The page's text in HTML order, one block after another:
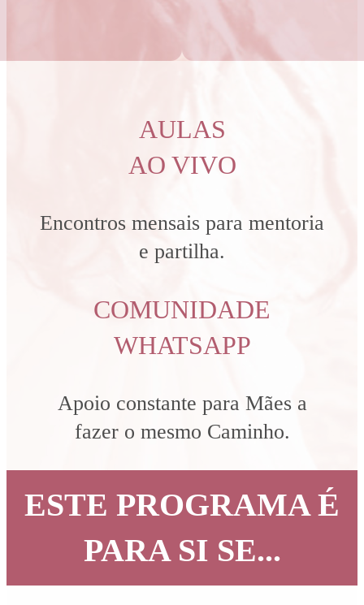
AULAS
AO VIVO
Encontros mensais para mentoria
e partilha.
COMUNIDADE
WHATSAPP
Apoio constante para Mães a
fazer o mesmo Caminho.
ESTE PROGRAMA É
PARA SI SE...